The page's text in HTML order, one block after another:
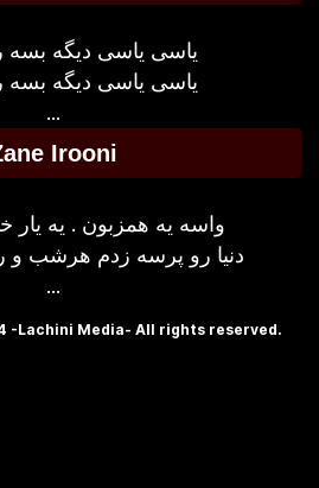
یاسی یاسی دیگه بسه
یاسی یاسی دیگه بسه
...
Irooni
واسه یه همزبون . یه یار
دنیا رو پرسه زدم هرشب و
...
-Lachini Media- All rights reserved.